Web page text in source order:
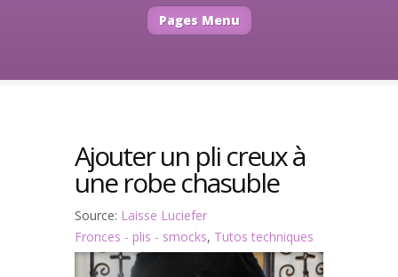
Pages Menu
Ajouter un pli creux à
une robe chasuble
Source: Laisse Luciefer
Fronces - plis - smocks, Tutos techniques